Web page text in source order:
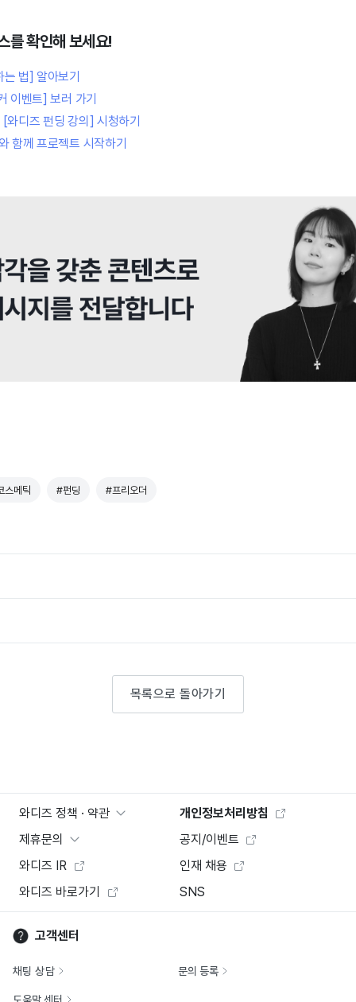
를 확인해 보세요!
법] 알아보기
이벤트] 보러 가기
디즈 펀딩 강의] 시청하기
함께 프로젝트 시작하기
스메틱 #펀딩 #프리오더
목록으로 돌아가기
와디즈 정책 · 약관
개인정보처리방침
제휴문의
공지/이벤트
와디즈 IR
인재 채용
와디즈 바로가기
SNS
고객센터
채팅 상담 문의 등록